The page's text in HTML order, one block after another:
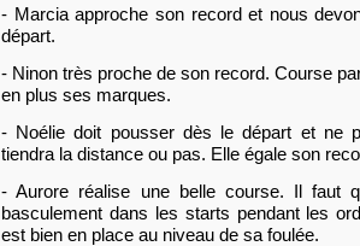
- Marcia approche son record et nous
départ.
- Ninon très proche de son record. Course
en plus ses marques.
- Noélie doit pousser dès le départ et ne
tiendra la distance ou pas. Elle égale son
- Aurore réalise une belle course. Il faut
basculement dans les starts pendant les
est bien en place au niveau de sa foulée.